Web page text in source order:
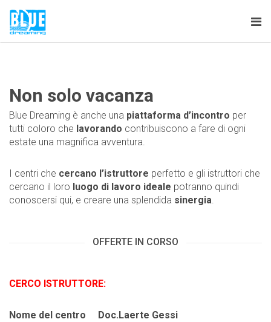
Non solo vacanza
Blue Dreaming è anche una piattaforma d’incontro per
tutti coloro che lavorando contribuiscono a fare di ogni
estate una magnifica avventura.
I centri che cercano l’istruttore perfetto e gli istruttori che
cercano il loro luogo di lavoro ideale potranno quindi
conoscersi qui, e creare una splendida sinergia.
OFFERTE IN CORSO
CERCO ISTRUTTORE:
Nome del centro Doc.Laerte Gessi